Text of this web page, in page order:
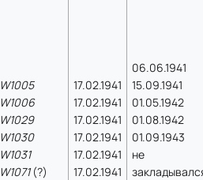
W1005
W1006
W1029
W1030
W1031
W1071(?)
17.02.1941
17.02.1941
17.02.1941
17.02.1941
17.02.1941
17.02.1941
06.06.1941
15.09.1941
01.05.1942
01.08.1942
01.09.1943
не